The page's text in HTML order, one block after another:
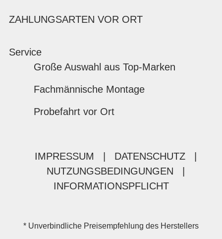
ZAHLUNGSARTEN VOR ORT
Service
Große Auswahl aus Top-Marken
Fachmännische Montage
Probefahrt vor Ort
IMPRESSUM DATENSCHUTZ
NUTZUNGSBEDINGUNGEN
INFORMATIONSPFLICHT
* Unverbindliche Preisempfehlung des Herstellers